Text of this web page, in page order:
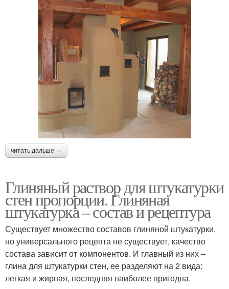
читать дальше →
Глиняный раствор для штукатурки
стен пропорции. Глиняная
штукатурка – состав и рецептура
Существует множество составов глиняной штукатурки,
но универсального рецепта не существует, качество
состава зависит от компонентов. И главный из них –
глина для штукатурки стен, ее разделяют на 2 вида:
легкая и жирная, последняя наиболее пригодна.